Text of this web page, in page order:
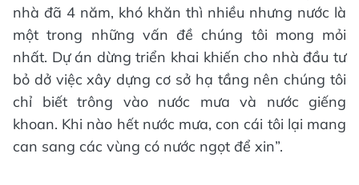
nhà đã 4 năm, khó khăn thì nhiều nhưng nước là
một trong những vấn đề chúng tôi mong mỏi
nhất. Dự án dừng triển khai khiến cho nhà đầu tư
bỏ dở việc xây dựng cơ sở hạ tầng nên chúng tôi
chỉ biết trông vào nước mưa và nước giếng
khoan. Khi nào hết nước mưa, con cái tôi lại mang
can sang các vùng có nước ngọt để xin”.